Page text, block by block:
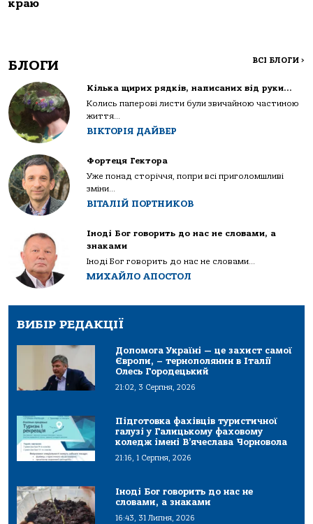
краю
БЛОГИ ВСІ БЛОГИ >
Кілька щирих рядків, написаних від руки…
Колись паперові листи були звичайною частиною
життя...
ВІКТОРІЯ ДАЙВЕР
Фортеця Гектора
Уже понад сторіччя, попри всі приголомшливі
зміни...
ВІТАЛІЙ ПОРТНИКОВ
Іноді Бог говорить до нас не словами, а
знаками
Іноді Бог говорить до нас не словами...
МИХАЙЛО АПОСТОЛ
ВИБІР РЕДАКЦІЇ
Допомога Україні — це захист самої
Європи, – тернополянин в Італії
Олесь Городецький
21:02, 3 Серпня, 2026
Підготовка фахівців туристичної
галузі у Галицькому фаховому
коледж імені В’ячеслава Чорновола
21:16, 1 Серпня, 2026
Іноді Бог говорить до нас не
словами, а знаками
16:43, 31 Липня, 2026